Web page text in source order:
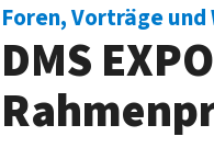
Foren, Vorträge und
DMS